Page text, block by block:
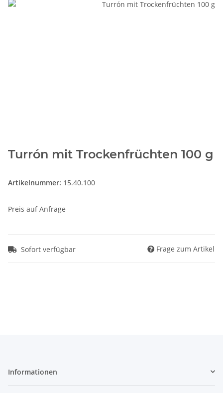
Turrón mit Trockenfrüchten 100 g
Artikelnummer: 15.40.100
Preis auf Anfrage
Sofort verfügbar Frage zum Artikel
Informationen